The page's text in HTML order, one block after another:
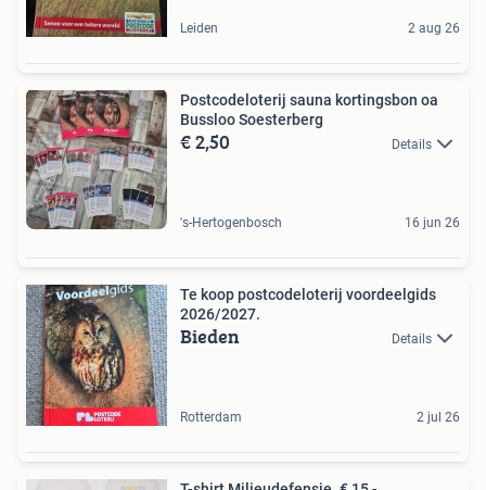
Leiden 2 aug 26
Postcodeloterij sauna kortingsbon oa
Bussloo Soesterberg
€ 2,50 Details
's-Hertogenbosch 16 jun 26
Te koop postcodeloterij voordeelgids
2026/2027.
Bieden Details
Rotterdam 2 jul 26